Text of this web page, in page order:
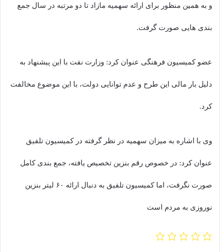
و به همین منظور برای ارائه سهمیه مازاد تا دو مرتبه در سال جمع
بندی هایی صورت گرفت.
عضو کمیسیون فرهنگی عنوان کرد: وزارت نفت با این پیشنهاد به
دلیل بار مالی این طرح و عدم توانایی دولت، با این موضوع مخالفت
کرد.
وی با اشاره به میزان سهمیه در نظر گرفته در کمیسیون تلفیق
عنوان کرد: در خصوص رقم بنزین تخصیص یافته، جمع بندی کامل
صورت نگرفت، اما کمیسیون تلفیق به دنبال ارائه ۶۰ لیتر بنزین
نوروزی به مردم است